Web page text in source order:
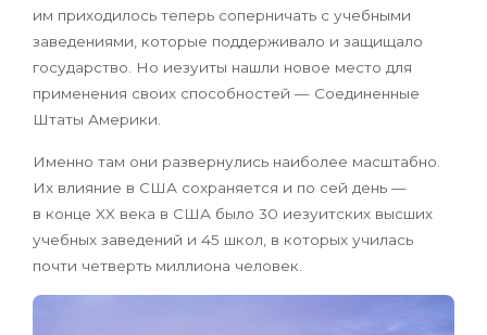
им приходилось теперь соперничать с учебными
заведениями, которые поддерживало и защищало
государство. Но иезуиты нашли новое место для
применения своих способностей — Соединенные
Штаты Америки.
Именно там они развернулись наиболее масштабно.
Их влияние в США сохраняется и по сей день —
в конце XX века в США было 30 иезуитских высших
учебных заведений и 45 школ, в которых училась
почти четверть миллиона человек.